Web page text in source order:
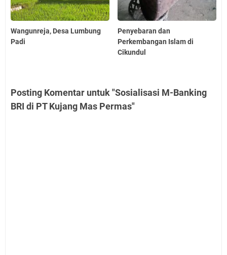
Wangunreja, Desa Lumbung
Padi
Penyebaran dan
Perkembangan Islam di
Cikundul
Posting Komentar untuk "Sosialisasi M-Banking
BRI di PT Kujang Mas Permas"